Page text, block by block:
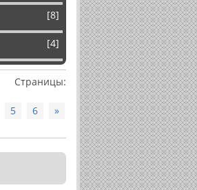
[8]
[4]
Страницы:
5 6 »